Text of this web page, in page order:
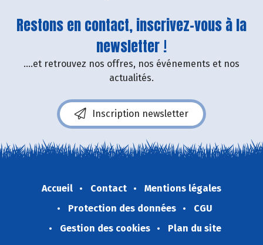
Restons en contact, inscrivez-vous à la
newsletter !
....et retrouvez nos offres, nos événements et nos
actualités.
Inscription newsletter
Accueil Contact
Mentions légales
Protection des données
CGU
Gestion des cookies
Plan du site